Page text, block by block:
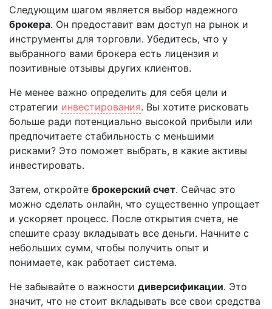
Следующим шагом является выбор надежного
брокера. Он предоставит вам доступ на рынок и
инструменты для торговли. Убедитесь, что у
выбранного вами брокера есть лицензия и
позитивные отзывы других клиентов.
Не менее важно определить для себя цели и
стратегии инвестирования. Вы хотите рисковать
больше ради потенциально высокой прибыли или
предпочитаете стабильность с меньшими
рисками? Это поможет выбрать, в какие активы
инвестировать.
Затем, откройте брокерский счет. Сейчас это
можно сделать онлайн, что существенно упрощает
и ускоряет процесс. После открытия счета, не
спешите сразу вкладывать все деньги. Начните с
небольших сумм, чтобы получить опыт и
понимаете, как работает система.
Не забывайте о важности диверсификации. Это
значит, что не стоит вкладывать все свои средства